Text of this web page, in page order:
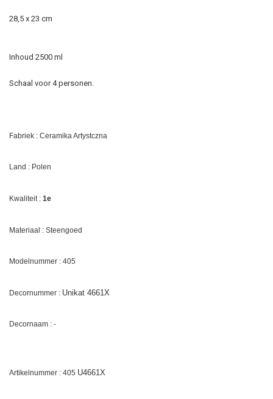
28,5 x 23 cm
Inhoud 2500 ml
Schaal voor 4 personen.
Fabriek : Ceramika Artystczna
Land : Polen
Kwaliteit : 1e
Materiaal : Steengoed
Modelnummer : 405
Decornummer : Unikat 4661X
Decornaam : -
Artikelnummer : 405 U4661X